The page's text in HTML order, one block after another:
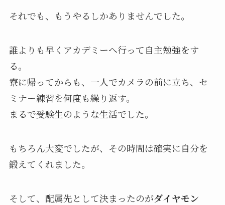
それでも、もうやるしかありませんでした。
誰よりも早くアカデミーへ行って自主勉強をす
る。
寮に帰ってからも、一人でカメラの前に立ち、セ
ミナー練習を何度も繰り返す。
まるで受験生のような生活でした。
もちろん大変でしたが、その時間は確実に自分を
鍛えてくれました。
そして、配属先として決まったのがダイヤモン